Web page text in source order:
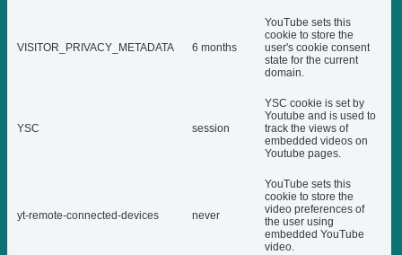
VISITOR_PRIVACY_METADATA 6 months
YouTube sets this
cookie to store the
user's cookie consent
state for the current
domain.
YSC session
YSC cookie is set by
Youtube and is used to
track the views of
embedded videos on
Youtube pages.
yt-remote-connected-devices never
YouTube sets this
cookie to store the
video preferences of
the user using
embedded YouTube
video.